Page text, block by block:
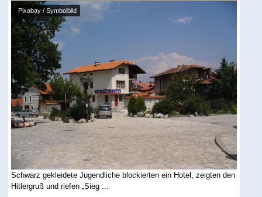
Pixabay / Symbolbild
Schwarz gekleidete Jugendliche blockierten ein Hotel, zeigten den
Hitlergruß und riefen „Sieg ...